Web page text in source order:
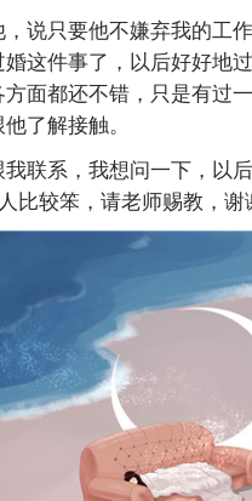
说只要他不嫌弃我的工
这件事了，以后好好地
面都还不错，只是有过
了解接触。
联系，我想问一下，以
比较笨，请老师赐教，谢